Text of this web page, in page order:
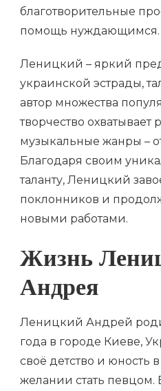
благотворительные
помощь нуждающимся.
Леницкий – яркий
украинской эстрады,
автор множества
творчество охватывает
музыкальные жанры –
Благодаря своим
таланту, Леницкий
поклонников и
новыми работами.
Жизнь
Андрея
Леницкий Андрей
года в городе Киеве,
своё детство и юность
желании стать певцом.